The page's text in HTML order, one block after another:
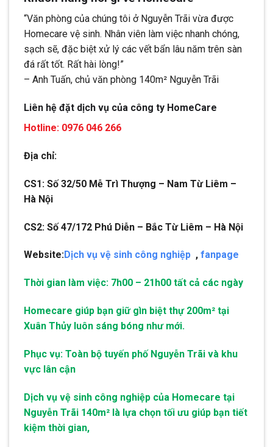
“Văn phòng của chúng tôi ở Nguyễn Trãi vừa được
Homecare vệ sinh. Nhân viên làm việc nhanh chóng,
sạch sẽ, đặc biệt xử lý các vết bẩn lâu năm trên sàn
đá rất tốt. Rất hài lòng!”
– Anh Tuấn, chủ văn phòng 140m² Nguyễn Trãi
Liên hệ đặt dịch vụ của công ty HomeCare
Hotline: 0976 046 266
Địa chỉ:
CS1: Số 32/50 Mễ Trì Thượng – Nam Từ Liêm –
Hà Nội
CS2: Số 47/172 Phú Diễn – Bắc Từ Liêm – Hà Nội
Website:Dịch vụ vệ sinh công nghiệp , fanpage
Thời gian làm việc: 7h00 – 21h00 tất cả các ngày
Homecare giúp bạn giữ gìn biệt thự 200m² tại
Xuân Thủy luôn sáng bóng như mới.
Phục vụ: Toàn bộ tuyến phố Nguyễn Trãi và khu
vực lân cận
Dịch vụ vệ sinh công nghiệp của Homecare tại
Nguyễn Trãi 140m² là lựa chọn tối ưu giúp bạn tiết
kiệm thời gian,